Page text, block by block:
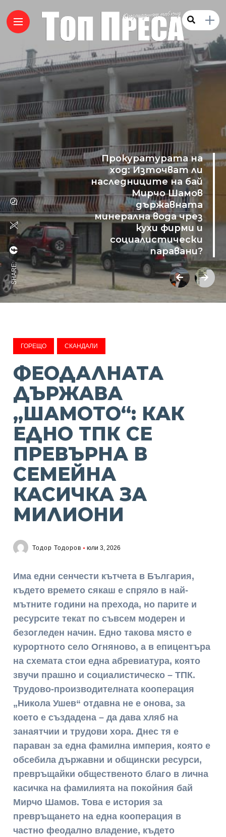
Прокуратурата на
ход: Източват ли
наследниците на бай
Мирчо Шамов
държавната
минерална вода чрез
кухи фирми и
социалистически
паравани?
SHARE:
ГОРЕЩО СКАНДАЛИ
ФЕОДАЛНАТА
ДЪРЖАВА
„ШАМОТО“: КАК
ЕДНО ТПК СЕ
ПРЕВЪРНА В
СЕМЕЙНА
КАСИЧКА ЗА
МИЛИОНИ
Тодор Тодоров юли 3, 2026
Има едни сенчести кътчета в България,
където времето сякаш е спряло в най-
мътните години на прехода, но парите и
ресурсите текат по съвсем модерен и
безогледен начин. Едно такова място е
курортното село Огняново, а в епицентъра
на схемата стои една абревиатура, която
звучи прашно и социалистическо – ТПК.
Трудово-производителната кооперация
„Никола Ушев“ отдавна не е онова, за
което е създадена – да дава хляб на
занаятчии и трудови хора. Днес тя е
параван за една фамилна империя, която е
обсебила държавни и общински ресурси,
превръщайки общественото благо в лична
касичка на фамилията на покойния бай
Мирчо Шамов. Това е история за
превръщането на една кооперация в
частно феодално владение, където